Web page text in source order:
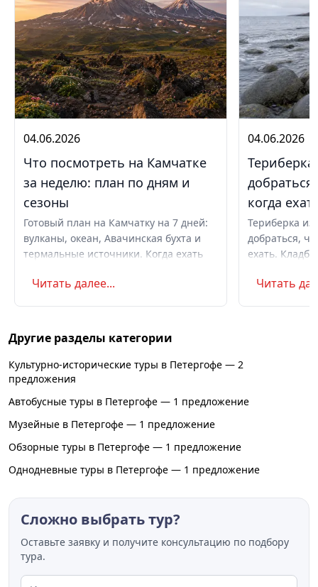
04.06.2026
Что посмотреть на Камчатке
за неделю: план по дням и
сезоны
Готовый план на Камчатку на 7 дней:
вулканы, океан, Авачинская бухта и
термальные источники. Когда ехать
самостоятельно или с туром.
Читать далее...
04.06.2026
когда
Териберка
добраться,
ехать.
Маршрут на
Читать
Другие разделы категории
Культурно-исторические туры в Петергофе — 2
предложения
Автобусные туры в Петергофе — 1 предложение
Музейные в Петергофе — 1 предложение
Обзорные туры в Петергофе — 1 предложение
Однодневные туры в Петергофе — 1 предложение
Сложно выбрать тур?
Оставьте заявку и получите консультацию по подбору
тура.